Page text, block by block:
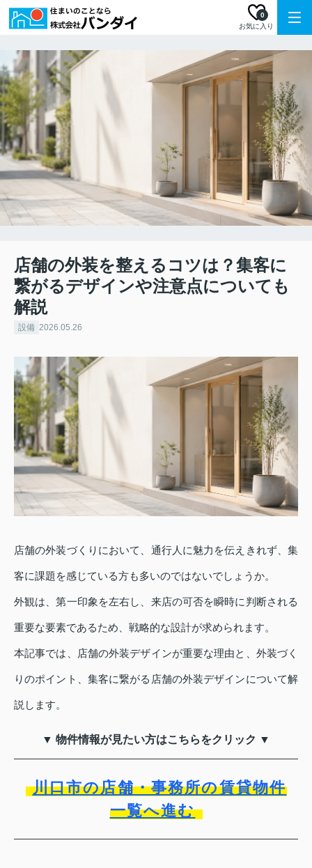
お気に入り
0
店舗の外装を整えるコツは？集客に
繋がるデザインや注意点についても
解説
設備 2026.05.26
店舗の外装づくりにおいて、通行人に魅力を伝えきれず、集
客に課題を感じている方も多いのではないでしょうか。
外観は、第一印象を左右し、来店の可否を瞬時に判断される
重要な要素であるため、戦略的な設計が求められます。
本記事では、店舗の外装デザインが重要な理由と、外装づく
りのポイント、集客に繋がる店舗の外装デザインについて解
説します。
▼ 物件情報が見たい方はこちらをクリック ▼
川口市の店舗・事務所の賃貸物件
一覧へ進む